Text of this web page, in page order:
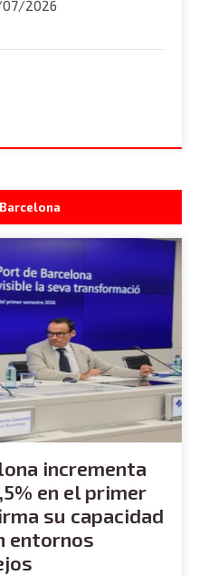
2026
incrementa
en el primer
su capacidad
entornos